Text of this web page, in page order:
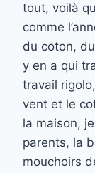
tout, voilà
comme
du coton,
y en a qui
travail
vent et le
la maison,
parents, la
mouchoirs